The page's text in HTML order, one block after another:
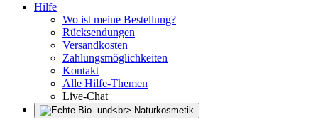
Hilfe
Wo ist meine Bestellung?
Rücksendungen
Versandkosten
Zahlungsmöglichkeiten
Kontakt
Alle Hilfe-Themen
Live-Chat